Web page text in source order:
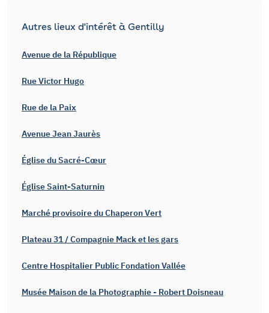
Autres lieux d'intérêt à Gentilly
Avenue de la République
Rue Victor Hugo
Rue de la Paix
Avenue Jean Jaurès
Église du Sacré-Cœur
Église Saint-Saturnin
Marché provisoire du Chaperon Vert
Plateau 31 / Compagnie Mack et les gars
Centre Hospitalier Public Fondation Vallée
Musée Maison de la Photographie - Robert Doisneau